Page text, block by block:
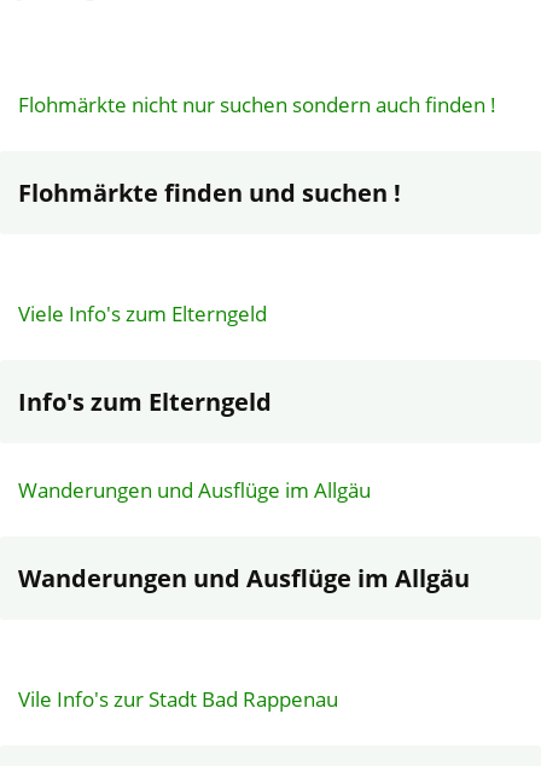
Flohmärkte nicht nur suchen sondern auch finden !
Flohmärkte finden und suchen !
Viele Info's zum Elterngeld
Info's zum Elterngeld
Wanderungen und Ausflüge im Allgäu
Wanderungen und Ausflüge im Allgäu
Vile Info's zur Stadt Bad Rappenau